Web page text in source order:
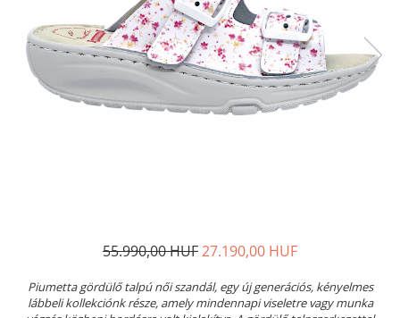
Női nyitott papucs - DOSS
Női szandál - DOSS
Férfi nyitott papucs - DOSS
Házi papucs - DOSS
PIUMETTA - gördülő talpú lábbeli
LEON KLOMPE LÁBBELI
Női csukott papucs - Leon
Férfi csukott papucs - Leon
55.990,00 HUF27.190,00 HUF
Piumetta gördülő talpú női szandál, egy új generációs, kényelmes
lábbeli kollekciónk része, amely mindennapi viseletre vagy munka